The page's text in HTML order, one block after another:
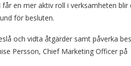
en mer aktiv roll i verksamheten blir
för besluten.
och vidta åtgärder samt påverka
Persson, Chief Marketing Officer på